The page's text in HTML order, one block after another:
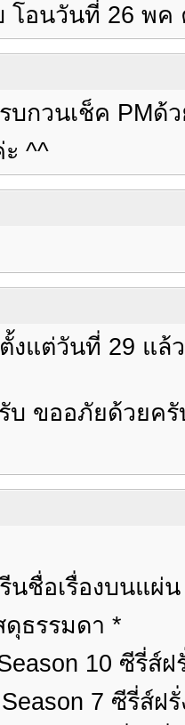
โอนวันที่ 26 พค
บกวนเช็ค PMด้
^^
งแต่วันที่ 29 แ
บ ขออภัยด้วยค
ชื่อเรื่องบนแผ่
ธรรมดา *
10 ซีรี่ส์
7 ซีรี่ส์ฝ